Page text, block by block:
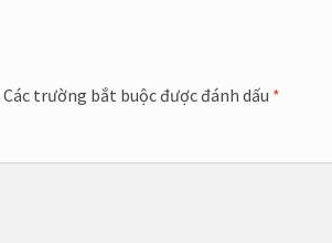
Các trường bắt buộc được đánh dấu *